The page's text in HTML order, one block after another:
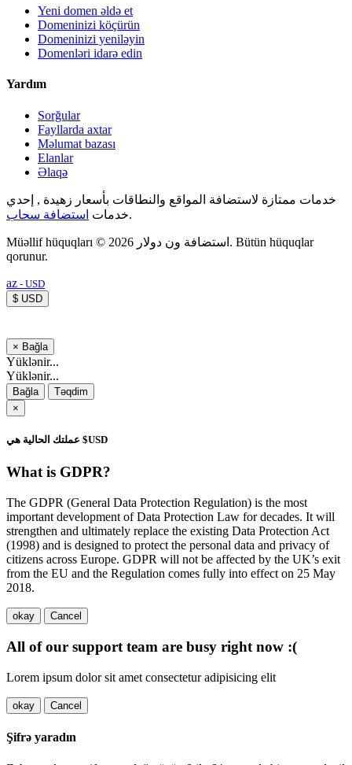
Yeni domen əldə et
Domeninizi köçürün
Domeninizi yeniləyin
Domenləri idarə edin
Yardım
Sorğular
Fayllarda axtar
Məlumat bazası
Elanlar
Əlaqə
خدمات ممتازة لاستضافة المواقع والنطاقات بأسعار زهيدة , إحدي
خدمات استضافة سحاب .
Müəllif hüquqları © 2026 استضافة ون دولار. Bütün hüquqlar
qorunur.
az - USD
$ USD
× Bağla
Yüklənir...
Yüklənir...
Bağla
Təqdim
×
عملتك الحالية هي $USD
What is GDPR?
The GDPR (General Data Protection Regulation) is the most
important development of Data Protection Law for decades. It will
strengthen and ultimately replace the existing Data Protection Act
(1998) and is designed to protect the personal data and privacy of
citizens across Europe. GDPR will not be affected by the UK’s exit
from the EU and the Regulation comes fully into effect on 25 May
2018.
okay Cancel
All of our support team are busy right now :(
Lorem ipsum dolor sit amet consectetur adipisicing elit
okay Cancel
Şifrə yaradın